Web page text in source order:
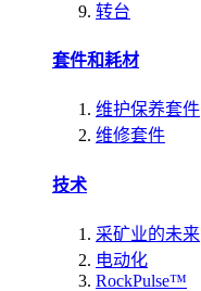
转台
套件和耗材
维护保养套件
维修套件
技术
采矿业的未来
电动化
RockPulse™